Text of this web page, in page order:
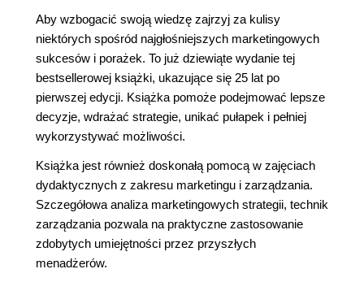
Aby wzbogacić swoją wiedzę zajrzyj za kulisy
niektórych spośród najgłośniejszych marketingowych
sukcesów i porażek. To już dziewiąte wydanie tej
bestsellerowej książki, ukazujące się 25 lat po
pierwszej edycji. Książka pomoże podejmować lepsze
decyzje, wdrażać strategie, unikać pułapek i pełniej
wykorzystywać możliwości.
Książka jest również doskonałą pomocą w zajęciach
dydaktycznych z zakresu marketingu i zarządzania.
Szczegółowa analiza marketingowych strategii, technik
zarządzania pozwala na praktyczne zastosowanie
zdobytych umiejętności przez przyszłych
menadżerów.